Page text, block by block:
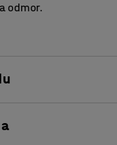
odmor.
tvornici. Odgovara